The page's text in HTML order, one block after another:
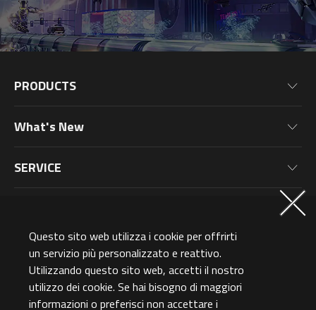
Questo sito web utilizza i cookie per offrirti
un servizio più personalizzato e reattivo.
Utilizzando questo sito web, accetti il nostro
utilizzo dei cookie. Se hai bisogno di maggiori
informazioni o preferisci non accettare i
PRODUCTS
Motherboards
Monitors
PC Peripherals
PC Components
What's New
News
SERVICE
Why Join?
Membership Levels
AORUS Points & Rewards
ABOUT US
AORUSVERSE
Contact Us
Global (English)